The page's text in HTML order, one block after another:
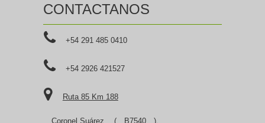
CONTACTANOS
+54 291 485 0410
+54 2926 421527
Ruta 85 Km 188
Coronel Suárez ( B7540 ),